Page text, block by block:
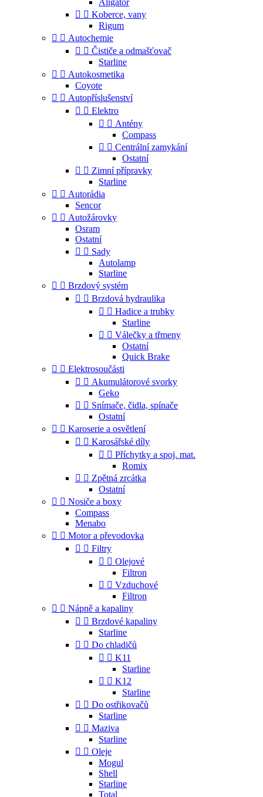
  Koberce, vany
Rigum
  Autochemie
  Čističe a odmašťovač
Starline
  Autokosmetika
Coyote
  Autopříslušenství
  Elektro
  Antény
Compass
  Centrální zamykání
Ostatní
  Zimní přípravky
Starline
  Autorádia
Sencor
  Autožárovky
Osram
Ostatní
  Sady
Autolamp
Starline
  Brzdový systém
  Brzdová hydraulika
  Hadice a trubky
Starline
  Válečky a třmeny
Ostatní
Quick Brake
  Elektrosoučásti
  Akumulátorové svorky
Geko
  Snímače, čidla, spínače
Ostatní
  Karoserie a osvětlení
  Karosářské díly
  Příchytky a spoj. mat.
Romix
  Zpětná zrcátka
Ostatní
  Nosiče a boxy
Compass
Menabo
  Motor a převodovka
  Filtry
  Olejové
Filtron
  Vzduchové
Filtron
  Nápně a kapaliny
  Brzdové kapaliny
Starline
  Do chladičů
  K11
Starline
  K12
Starline
  Do ostřikovačů
Starline
  Maziva
Starline
  Oleje
Mogul
Shell
Starline
Total